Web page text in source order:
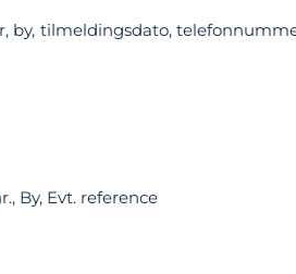
tilmeldingsdato,
By, Evt. reference